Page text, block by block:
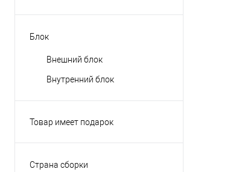
на 5-ть комнат
на 6-ть комнат
Блок
Внешний блок
Внутренний блок
Товар имеет подарок
Страна сборки